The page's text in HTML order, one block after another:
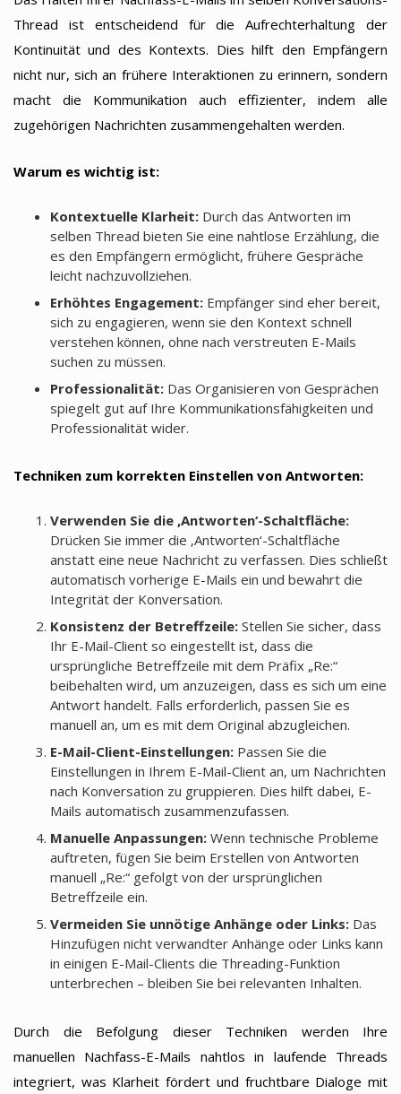
Thread ist entscheidend für die Aufrechterhaltung der
Kontinuität und des Kontexts. Dies hilft den Empfängern
nicht nur, sich an frühere Interaktionen zu erinnern, sondern
macht die Kommunikation auch effizienter, indem alle
zugehörigen Nachrichten zusammengehalten werden.
Warum es wichtig ist:
Kontextuelle Klarheit:Durch das Antworten im
selben Thread bieten Sie eine nahtlose Erzählung, die
es den Empfängern ermöglicht, frühere Gespräche
leicht nachzuvollziehen.
Erhöhtes Engagement:Empfänger sind eher bereit,
sich zu engagieren, wenn sie den Kontext schnell
verstehen können, ohne nach verstreuten E-Mails
suchen zu müssen.
Professionalität:Das Organisieren von Gesprächen
spiegelt gut auf Ihre Kommunikationsfähigkeiten und
Professionalität wider.
Techniken zum korrekten Einstellen von Antworten:
Verwenden Sie die ‚Antworten‘-Schaltfläche:
Drücken Sie immer die ‚Antworten‘-Schaltfläche
anstatt eine neue Nachricht zu verfassen. Dies schließt
automatisch vorherige E-Mails ein und bewahrt die
Integrität der Konversation.
Konsistenz der Betreffzeile:Stellen Sie sicher, dass
Ihr E-Mail-Client so eingestellt ist, dass die
ursprüngliche Betreffzeile mit dem Präfix „Re:“
beibehalten wird, um anzuzeigen, dass es sich um eine
Antwort handelt. Falls erforderlich, passen Sie es
manuell an, um es mit dem Original abzugleichen.
E-Mail-Client-Einstellungen:Passen Sie die
Einstellungen in Ihrem E-Mail-Client an, um Nachrichten
nach Konversation zu gruppieren. Dies hilft dabei, E-
Mails automatisch zusammenzufassen.
Manuelle Anpassungen:Wenn technische Probleme
auftreten, fügen Sie beim Erstellen von Antworten
manuell „Re:“ gefolgt von der ursprünglichen
Betreffzeile ein.
Vermeiden Sie unnötige Anhänge oder Links:Das
Hinzufügen nicht verwandter Anhänge oder Links kann
in einigen E-Mail-Clients die Threading-Funktion
unterbrechen – bleiben Sie bei relevanten Inhalten.
Durch die Befolgung dieser Techniken werden Ihre
manuellen Nachfass-E-Mails nahtlos in laufende Threads
integriert, was Klarheit fördert und fruchtbare Dialoge mit